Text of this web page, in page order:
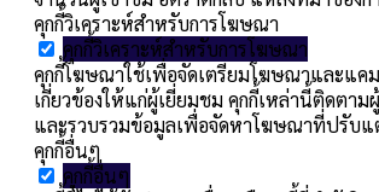
คุกกี้วิเคราะห์สำหรับการโฆษณา
คุกกี้วิเคราะห์สำหรับการโฆษณา
คุกกี้โฆษณาใช้เพื่อจัดเตรียมโฆษณาและแค
เกี่ยวข้องให้แก่ผู้เยี่ยมชม คุกกี้เหล่านี้ติดตาม
และรวบรวมข้อมูลเพื่อจัดหาโฆษณาที่ปรับแ
คุกกี้อื่นๆ
คุกกี้อื่นๆ